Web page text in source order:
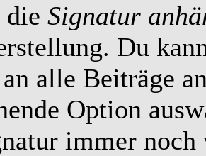
Signatur
Du
alle Beiträge
Option
immer